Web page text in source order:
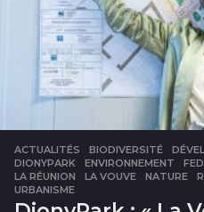
ACTUALITÉS BIODIVERSITÉ ,
DIONYPARK
,ENVIRONNEMENT ,
LA RÉUNION
,LA VOUVE ,NATURE ,
URBANISME